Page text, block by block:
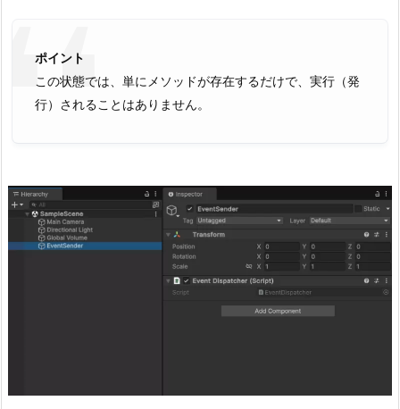
S
a
か
ら
の
ポイント
この状態では、単にメソッドが存在するだけで、実行（発
行）されることはありません。